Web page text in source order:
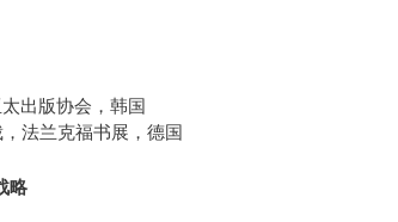
太出版协会，韩国
，法兰克福书展，德国
略